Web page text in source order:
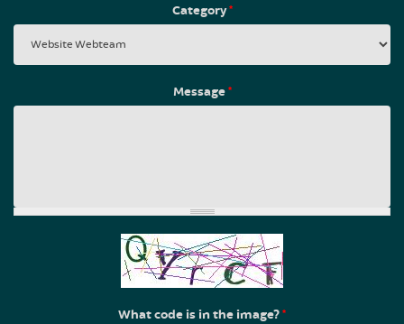
Category*
Message*
What code is in the image?*